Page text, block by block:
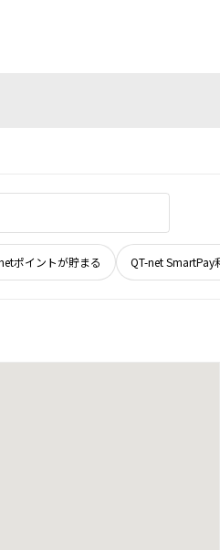
ポイントが貯まる QT-net SmartPay